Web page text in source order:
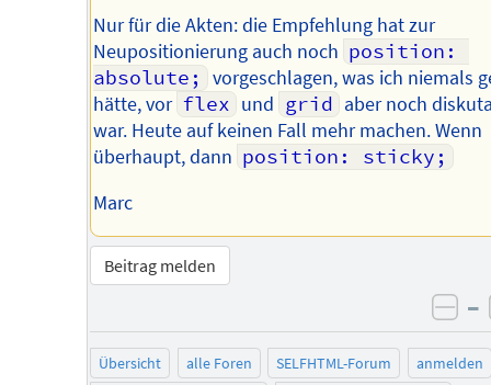
Nur für die Akten: die Empfehlung hat zur
Neupositionierung auch noch position:
absolute;
vorgeschlagen, was ich niemals
hätte, vor flex und grid aber noch
war. Heute auf keinen Fall mehr machen. Wenn
überhaupt, dann position: sticky;
Marc
Beitrag melden
–
Übersicht alle Foren SELFHTML-Forum
anmelden